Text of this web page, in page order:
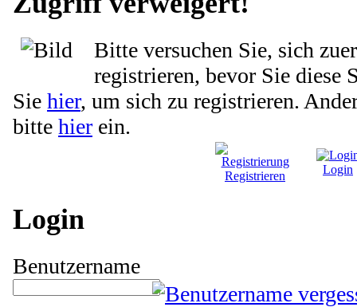
Bitte versuchen Sie, sich
registrieren, bevor Sie diese
Sie hier, um sich zu registrieren.
bitte hier ein.
Registrieren Login
Login
Benutzername